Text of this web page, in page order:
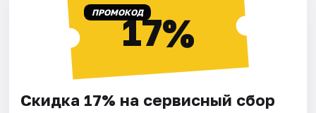
ПРОМОКОД17%
Скидка 17% на сервисный сбор